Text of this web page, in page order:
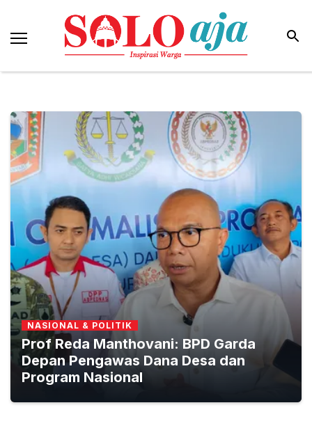
NASIONAL & POLITIK
Prof Reda Manthovani: BPD Garda
Depan Pengawas Dana Desa dan
Program Nasional